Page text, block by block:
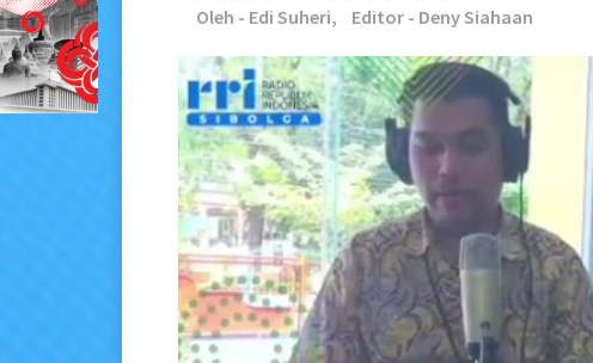
Oleh - Edi Suheri,
Editor - Deny Siahaan